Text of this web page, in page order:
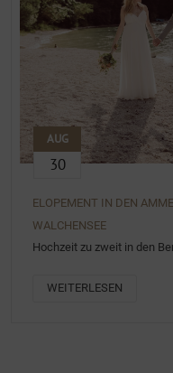
AUG
30
ELOPEMENT IN DEN
WALCHENSEE
Hochzeit zu zweit in den
WEITERLESEN